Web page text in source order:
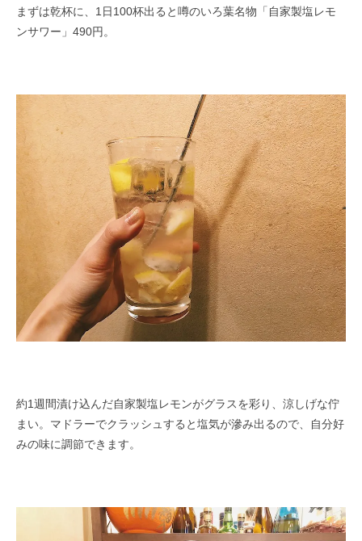
まずは乾杯に、1日100杯出ると噂のいろ葉名物「自家製塩レモ
ンサワー」490円。
約1週間漬け込んだ自家製塩レモンがグラスを彩り、涼しげな佇
まい。マドラーでクラッシュすると塩気が滲み出るので、自分好
みの味に調節できます。